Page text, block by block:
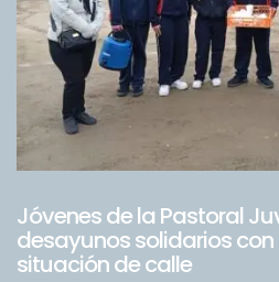
Jóvenes de la Pastoral
desayunos solidarios con
situación de calle